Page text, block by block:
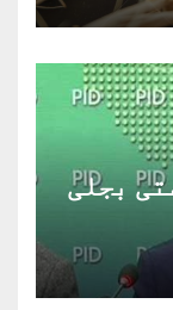
بجلی